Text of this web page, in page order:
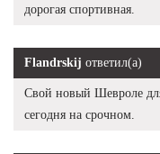
дорогая спортивная.
Flandrskij ответил(а)
Свой новый Шевроле
сегодня на срочном.